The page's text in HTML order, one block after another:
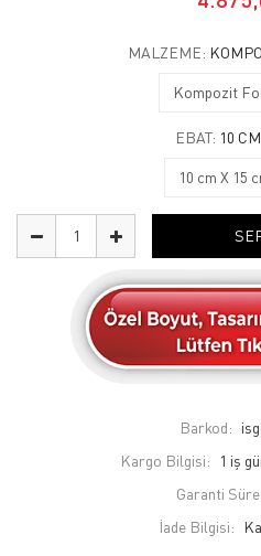
MALZEME:
EBAT: 10
Barkod:
Kargo Bilgisi:
1 iş
Garanti
İade Bilgisi: